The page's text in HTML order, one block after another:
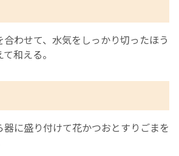
わせて、水気をしっかり切ったほう
和える。
に盛り付けて花かつおとすりごまを